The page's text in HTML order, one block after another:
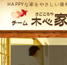
HAPPYな家をやさしい価